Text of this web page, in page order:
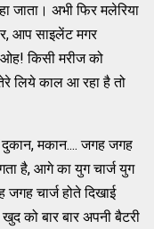
जाता। अभी फिर मलेरिया
आप साइलेंट मगर
किसी मरीज को
लिये काल आ रहा है तो
मकान.... जगह जगह
है, आगे का युग चार्ज युग
जगह चार्ज होते दिखाई
को बार बार अपनी बैटरी